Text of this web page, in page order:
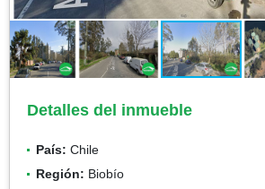
Detalles del inmueble
País: Chile
Región: Biobío